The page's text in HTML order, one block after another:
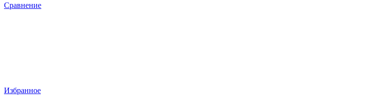
Сравнение
Избранное